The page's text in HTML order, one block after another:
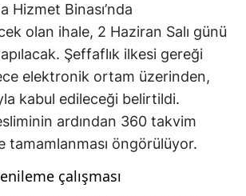
Hizmet Binası’nda
olan ihale, 2 Haziran Salı günü
Şeffaflık ilkesi gereği
elektronik ortam üzerinden,
kabul edileceği belirtildi.
ardından 360 takvim
tamamlanması öngörülüyor.
çalışması